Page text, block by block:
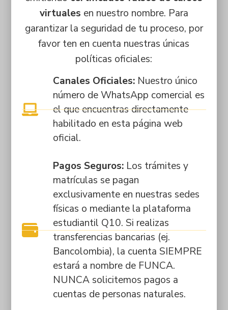
Tipos de
perfiles que
buscamos
Académica:
Docentes técnicos
laborales en salud,
educación y bienestar.
Comercial y
marketing
Comprometidos
con la educación
Practicantes o
aprendices SENA.
Buscamos
personas
virtuales en nuestro nombre. Para
garantizar la seguridad de tu proceso, por
favor ten en cuenta nuestras únicas
políticas oficiales:
Canales Oficiales:Nuestro único
número de WhatsApp comercial es
el que encuentras directamente
habilitado en esta página web
oficial.
Pagos Seguros:Los trámites y
matrículas se pagan
exclusivamente en nuestras sedes
físicas o mediante la plataforma
estudiantil Q10. Si realizas
transferencias bancarias (ej.
Bancolombia), la cuenta SIEMPRE
estará a nombre de FUNCA.
NUNCA solicitemos pagos a
cuentas de personas naturales.